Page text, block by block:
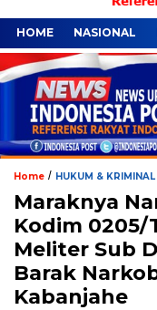
HOME NASIONAL
Home / HUKUM & KRIMINAL
Maraknya
Kodim 0205/
Meliter Sub
Barak
Kabanjahe